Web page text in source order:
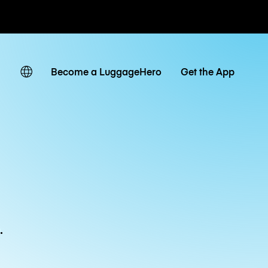
Become a LuggageHero Get the App